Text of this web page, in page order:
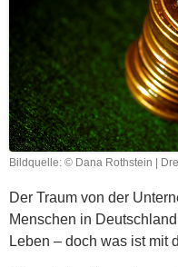
Bildquelle: © Dana Rothstein |
Der Traum von der
Menschen in
Leben – doch was ist mit